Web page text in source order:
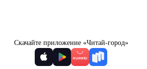
Скачайте приложение «Читай-город»